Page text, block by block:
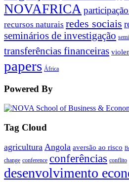
NOVAFRICA
recursos naturais redes sociais
seminários de investigação
transferências financeiras
papers África
Powered By
Tag Cloud
agricultura Angola aversão ao risco
change conference conferências conflito
desenvolvimento